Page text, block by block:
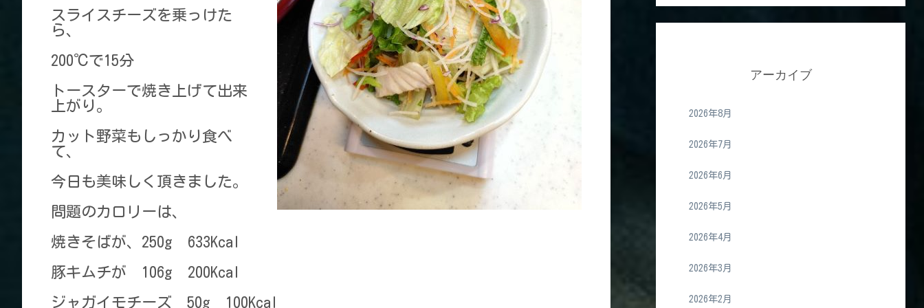
スライスチーズを乗っけた
ら、
200℃で15分
トースターで焼き上げて出来
上がり。
カット野菜もしっかり食べ
て、
今日も美味しく頂きました。
問題のカロリーは、
焼きそばが、250g 633Kcal
豚キムチが 106g 200Kcal
ジャガイモチーズ 50g 100Kcal
アーカイブ
2026年8月
2026年7月
2026年6月
2026年5月
2026年4月
2026年3月
2026年2月